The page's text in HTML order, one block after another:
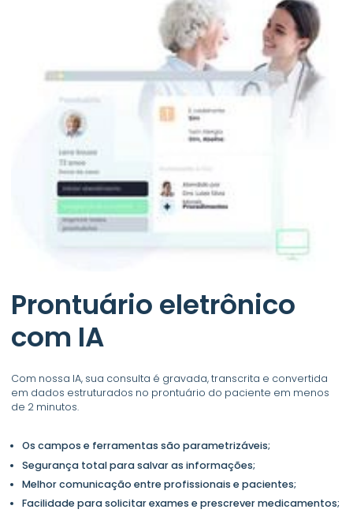
Prontuário eletrônico
com IA
Com nossa IA, sua consulta é gravada, transcrita e convertida
em dados estruturados no prontuário do paciente em menos
de 2 minutos.
Os campos e ferramentas são parametrizáveis;
Segurança total para salvar as informações;
Melhor comunicação entre profissionais e pacientes;
Facilidade para solicitar exames e prescrever medicamentos;